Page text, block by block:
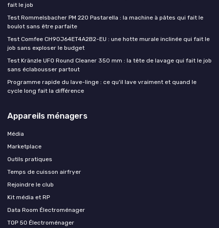
fait le job
Test Rommelsbacher PM 220 Pastarella : la machine à pâtes qui fait le
boulot sans être parfaite
Test Comfee CH90J64ET4A2B2-EU : une hotte murale inclinée qui fait le
job sans exploser le budget
Test Kränzle UFO Round Cleaner 350 mm : la tête de lavage qui fait le job
sans éclabousser partout
Programme rapide du lave-linge : ce qu'il lave vraiment et quand le
cycle long fait la différence
Appareils ménagers
Média
Marketplace
Outils pratiques
Temps de cuisson airfryer
Rejoindre le club
Kit média et RP
Data Room Électroménager
TOP 50 Électroménager